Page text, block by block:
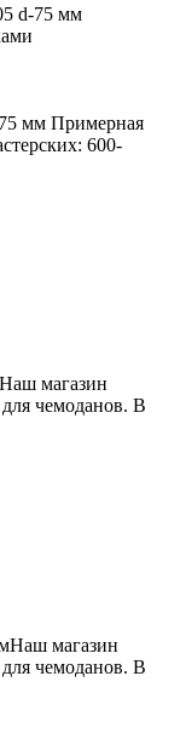
мм Примерная
600-
магазин
для чемоданов. В
магазин
для чемоданов. В